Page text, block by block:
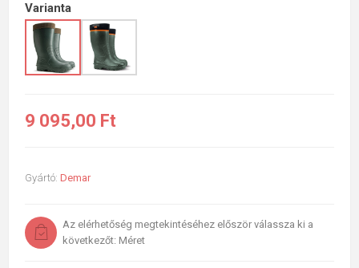
Varianta
9 095,00 Ft
Gyártó: Demar
Az elérhetőség megtekintéséhez először válassza ki a
következőt: Méret